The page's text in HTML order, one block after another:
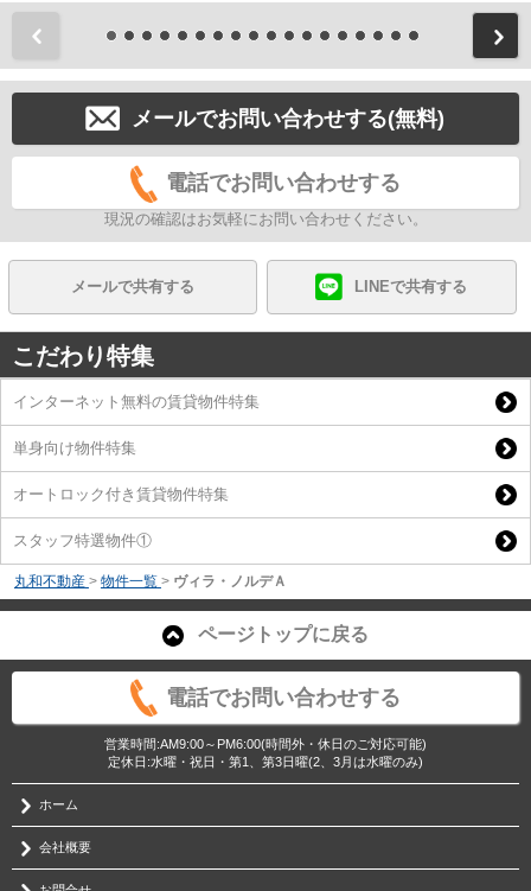
メールでお問い合わせする(無料)
電話でお問い合わせする
現況の確認はお気軽にお問い合わせください。
メールで共有する LINEで共有する
こだわり特集
インターネット無料の賃貸物件特集
単身向け物件特集
オートロック付き賃貸物件特集
スタッフ特選物件①
丸和不動産 > 物件一覧 > ヴィラ・ノルデＡ
ページトップに戻る
電話でお問い合わせする
営業時間:AM9:00～PM6:00(時間外・休日のご対応可能)
定休日:水曜・祝日・第1、第3日曜(2、3月は水曜のみ)
ホーム
会社概要